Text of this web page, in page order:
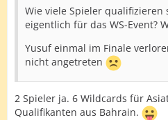
Wie viele Spieler qualifizieren
eigentlich für das WS-Event?
Yusuf einmal im Finale
nicht angetreten
2 Spieler ja. 6 Wildcards für
Qualifikanten aus Bahrain.